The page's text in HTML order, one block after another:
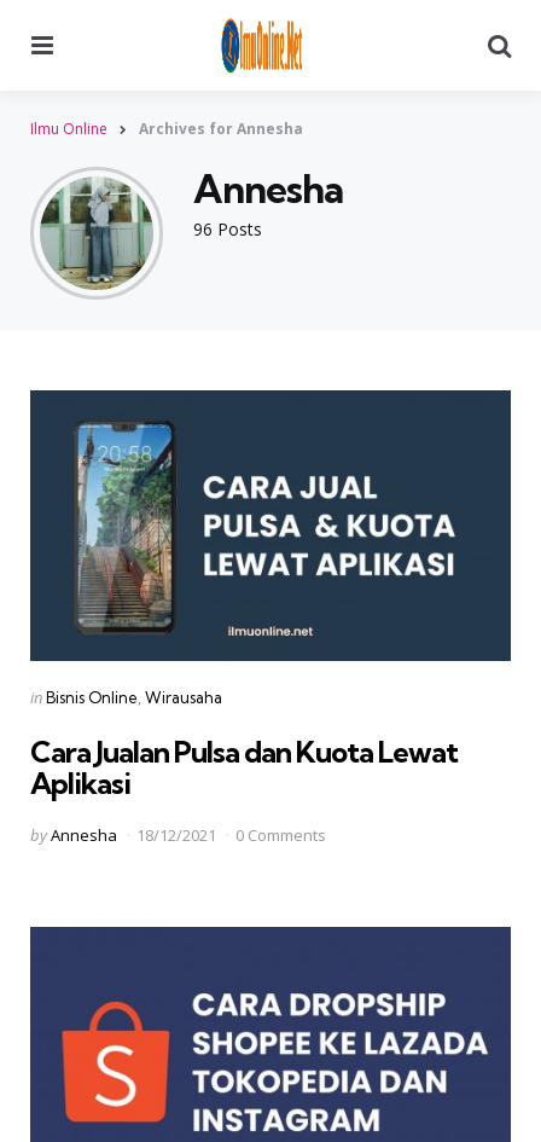
Ilmu Online Archives for Annesha
96 Posts
Annesha
Categories
Posted
inBisnis Online Wirausaha
Cara Jualan Pulsa dan Kuota Lewat
Aplikasi
Posted
byAnnesha 18/12/2021 0 Comments